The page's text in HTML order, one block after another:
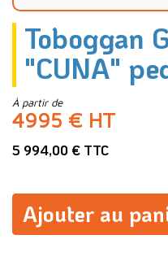
Toboggan
"CUNA"
À partir de
4995 € HT
5 994,00 € TTC
Ajouter au